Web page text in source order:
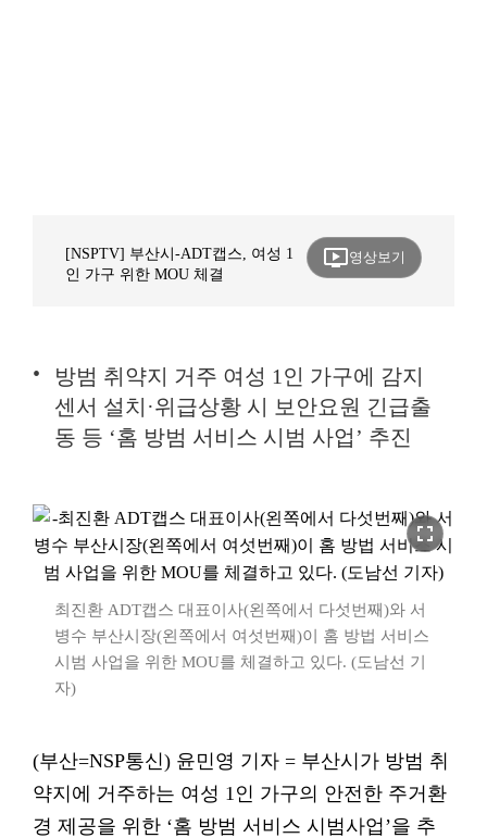
[NSPTV] 부산시-ADT캡스, 여성 1
인 가구 위한 MOU 체결
ondemand_video영상보기
방범 취약지 거주 여성 1인 가구에 감지
센서 설치·위급상황 시 보안요원 긴급출
동 등 ‘홈 방범 서비스 시범 사업’ 추진
fullscreen
최진환 ADT캡스 대표이사(왼쪽에서 다섯번째)와 서
병수 부산시장(왼쪽에서 여섯번째)이 홈 방법 서비스
시범 사업을 위한 MOU를 체결하고 있다. (도남선 기
자)
(부산=NSP통신) 윤민영 기자 = 부산시가 방범 취
약지에 거주하는 여성 1인 가구의 안전한 주거환
경 제공을 위한 ‘홈 방범 서비스 시범사업’을 추